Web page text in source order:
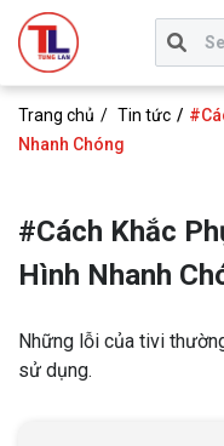
Trang chủ Tin tức
Nhanh Chóng
#Cách Khắc
Hình Nhanh
Những lỗi của tivi
sử dụng.